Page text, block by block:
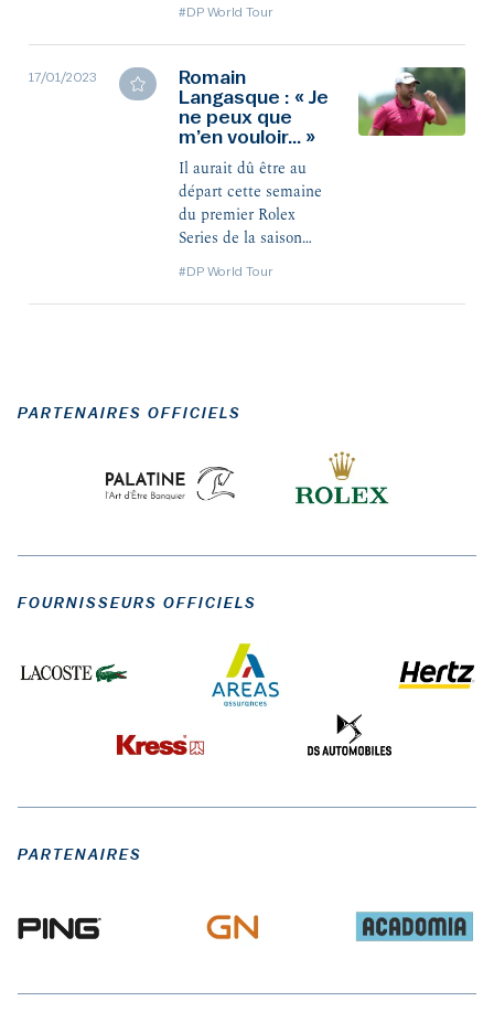
Rolex Series de la
saison à Abou Dhabi,
où les ont rejoint
Matthieu Pavon, Julien
Guerrier, Julien Brun,
Alexander Levy et
Victor Dubuisson.
#DP World Tour
17/01/2023
Romain
Langasque : « Je
ne peux que
m’en vouloir… »
Il aurait dû être au
départ cette semaine
du premier Rolex
Series de la saison
la route du Yas Links à
Classic, Romain
Langasque revient sur
#DP World Tour
PARTENAIRES OFFICIELS
FOURNISSEURS OFFICIELS
PARTENAIRES